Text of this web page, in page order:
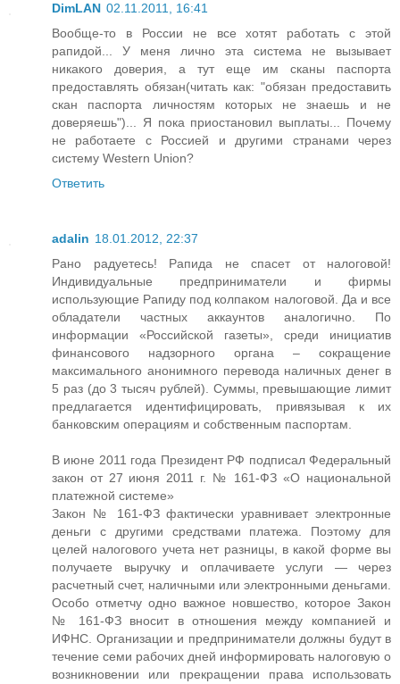
DimLAN 02.11.2011, 16:41
Вообще-то в России не все хотят работать с этой
рапидой... У меня лично эта система не вызывает
никакого доверия, а тут еще им сканы паспорта
предоставлять обязан(читать как: "обязан предоставить
скан паспорта личностям которых не знаешь и не
доверяешь")... Я пока приостановил выплаты... Почему
не работаете с Россией и другими странами через
систему Western Union?
Ответить
adalin 18.01.2012, 22:37
Рано радуетесь! Рапида не спасет от налоговой!
Индивидуальные предприниматели и фирмы
использующие Рапиду под колпаком налоговой. Да и все
обладатели частных аккаунтов аналогично. По
информации «Российской газеты», среди инициатив
финансового надзорного органа – сокращение
максимального анонимного перевода наличных денег в
5 раз (до 3 тысяч рублей). Суммы, превышающие лимит
предлагается идентифицировать, привязывая к их
банковским операциям и собственным паспортам.
В июне 2011 года Президент РФ подписал Федеральный
закон от 27 июня 2011 г. № 161-ФЗ «О национальной
платежной системе»
Закон № 161-ФЗ фактически уравнивает электронные
деньги с другими средствами платежа. Поэтому для
целей налогового учета нет разницы, в какой форме вы
получаете выручку и оплачиваете услуги — через
расчетный счет, наличными или электронными деньгами.
Особо отметчу одно важное новшество, которое Закон
№ 161-ФЗ вносит в отношения между компанией и
ИФНС. Организации и предприниматели должны будут в
течение семи рабочих дней информировать налоговую о
возникновении или прекращении права использовать